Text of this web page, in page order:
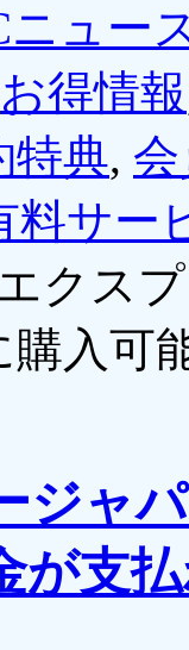
ニュー
お得情報
特典,
料サー
クス
購入可
ジャ
が支